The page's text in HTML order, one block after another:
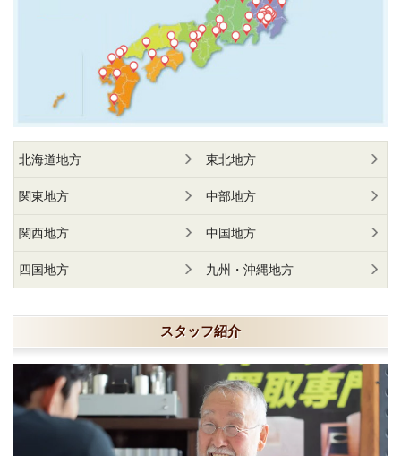
北海道地方 東北地方
関東地方 中部地方
関西地方 中国地方
四国地方 九州・沖縄地方
スタッフ紹介